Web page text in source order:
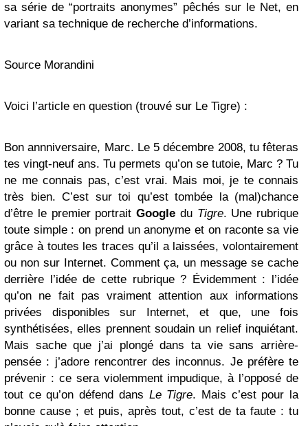
sa série de “portraits anonymes” pêchés sur le Net, en
variant sa technique de recherche d’informations.
Source Morandini
Voici l’article en question (trouvé sur Le Tigre) :
Bon annniversaire, Marc. Le 5 décembre 2008, tu fêteras
tes vingt-neuf ans. Tu permets qu’on se tutoie, Marc ? Tu
ne me connais pas, c’est vrai. Mais moi, je te connais
très bien. C’est sur toi qu’est tombée la (mal)chance
d’être le premier portrait Google du Tigre. Une rubrique
toute simple : on prend un anonyme et on raconte sa vie
grâce à toutes les traces qu’il a laissées, volontairement
ou non sur Internet. Comment ça, un message se cache
derrière l’idée de cette rubrique ? Évidemment : l’idée
qu’on ne fait pas vraiment attention aux informations
privées disponibles sur Internet, et que, une fois
synthétisées, elles prennent soudain un relief inquiétant.
Mais sache que j’ai plongé dans ta vie sans arrière-
pensée : j’adore rencontrer des inconnus. Je préfère te
prévenir : ce sera violemment impudique, à l’opposé de
tout ce qu’on défend dans Le Tigre. Mais c’est pour la
bonne cause ; et puis, après tout, c’est de ta faute : tu